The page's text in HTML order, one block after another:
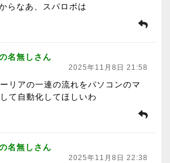
らなあ、スパロボは
名無しさん
2025年11月8日 21:58
リアの一連の流れをパソコンのマ
て自動化してほしいわ
名無しさん
2025年11月8日 22:38